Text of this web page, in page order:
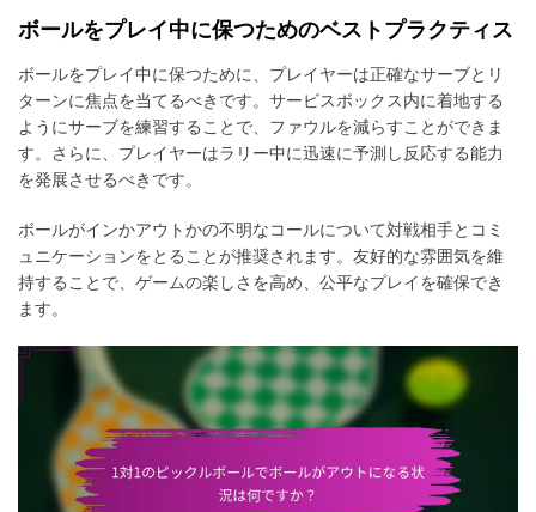
ボールをプレイ中に保つためのベストプラクティス
ボールをプレイ中に保つために、プレイヤーは正確なサーブとリ
ターンに焦点を当てるべきです。サービスボックス内に着地する
ようにサーブを練習することで、ファウルを減らすことができま
す。さらに、プレイヤーはラリー中に迅速に予測し反応する能力
を発展させるべきです。
ボールがインかアウトかの不明なコールについて対戦相手とコミ
ュニケーションをとることが推奨されます。友好的な雰囲気を維
持することで、ゲームの楽しさを高め、公平なプレイを確保でき
ます。